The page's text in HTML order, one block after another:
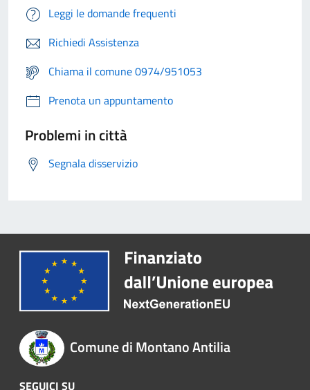
Leggi le domande frequenti
Richiedi Assistenza
Chiama il comune 0974/951053
Prenota un appuntamento
Problemi in città
Segnala disservizio
Comune di Montano Antilia
SEGUICI SU